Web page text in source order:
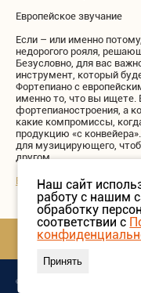
Европейское звучание
Если – или именно
недорогого рояля,
Безусловно, для вас
инструмент, который
Фортепиано с
именно то, что вы ищете.
фортепианостроения, а
какие компромиссы,
продукцию «с
для музицирующего,
другом.
Вернутся в раздел "W.
©
Наш сайт
работу с нашим
обработку
соответствии с
Принять